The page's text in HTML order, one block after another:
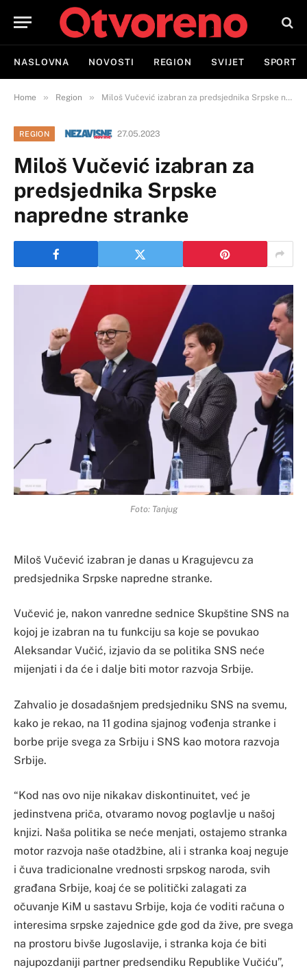
NASLOVNA NOVOSTI REGION SVIJET SPORT
Home » Region » Miloš Vučević izabran za predsjednika Srpske napredne stranke
REGION 27.05.2023
Miloš Vučević izabran za
predsjednika Srpske
napredne stranke
Foto: Tanjug
Miloš Vučević izabran je danas u Kragujevcu za
predsjednika Srpske napredne stranke.
Vučević je, nakon vanredne sednice Skupštine SNS na
kojoj je izabran na tu funkciju sa koje se povukao
Aleksandar Vučić, izjavio da se politika SNS neće
mijenjati i da će i dalje biti motor razvoja Srbije.
Zahvalio je dosadašnjem predsjedniku SNS na svemu,
kako je rekao, na 11 godina sjajnog vođenja stranke i
borbe prije svega za Srbiju i SNS kao motora razvoja
Srbije.
“Kod nas ovo nije nikakav diskontinuitet, već je
jedinstvena priča, otvaramo novog poglavlje u našoj
knjizi. Naša politika se neće menjati, ostajemo stranka
motor razvoja naše otadžbine, ali i stranka koaj neguje
i čuva tradicionalne vrednosti srpskog naroda, svih
građana Srbije, koaj će se politički zalagati za
očuvanje KiM u sastavu Srbije, koja će voditi računa o
interesima srpske zajednice gde god da žive, pre svega
na prostoru bivše Jugoslavije, i stranka koja će biti
najupozdaniji partner predsendiku Republike Vučiću”,